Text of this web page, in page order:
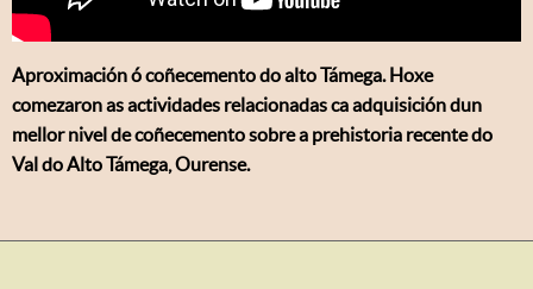
Aproximación ó coñecemento do alto Támega. Hoxe
comezaron as actividades relacionadas ca adquisición dun
mellor nivel de coñecemento sobre a prehistoria recente do
Val do Alto Támega, Ourense.